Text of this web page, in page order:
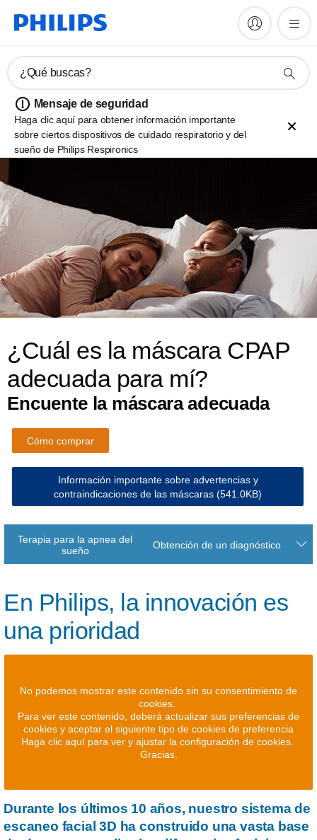
¿Qué buscas?
Mensaje de seguridad
Haga clic aquí para obtener información importante
sobre ciertos dispositivos de cuidado respiratorio y del
sueño de Philips Respironics
¿Cuál es la máscara CPAP
adecuada para mí?
Encuente la máscara adecuada
Cómo comprar
Información importante sobre advertencias y
contraindicaciones de las máscaras(541.0KB)
Terapia para la apnea del
sueño
Obtención de un diagnóstico
En Philips, la innovación es
una prioridad
No podemos mostrar este contenido sin su consentimiento de
cookies.
Para ver este contenido, deberá actualizar sus preferencias de
cookies y aceptar el siguiente tipo de cookies de preferencia
Haga clic aquí para ver y ajustar la configuración de cookies.
Gracias.
Durante los últimos 10 años, nuestro sistema de
escaneo facial 3D ha construido una vasta base